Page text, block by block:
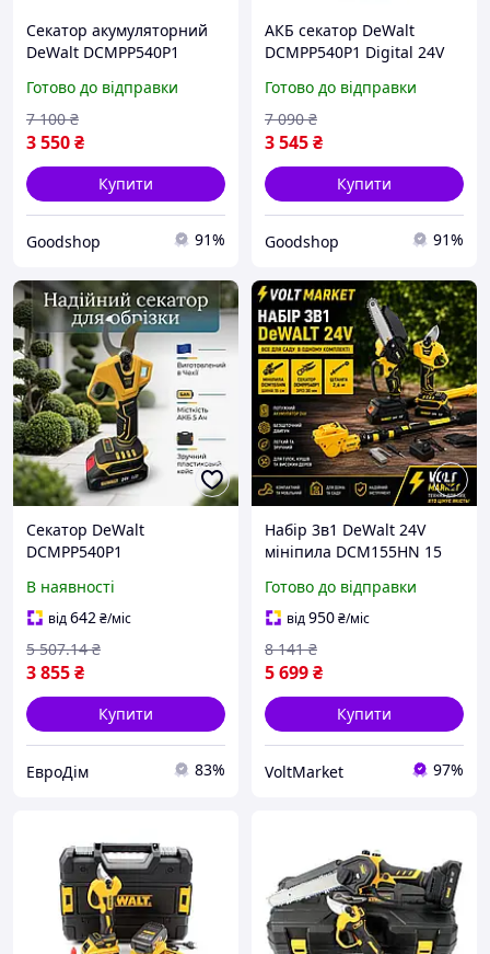
Секатор акумуляторний
DeWalt DCMPP540P1
цифровим дисплеєм для
саду та догляду за
рослинами
Готово до відправки
3 550₴
7 100 ₴
Купити
Goodshop 91%
АКБ секатор DeWalt
DCMPP540P1 Digital 24V
секатор з дисплеєм для
обрізки гілок і винограду
Готово до відправки
3 545₴
7 090 ₴
Купити
Goodshop 91%
Секатор DeWalt
DCMPP540P1
з двома батареями та
кейсом, для гілок, для
кущів, для саду і для дачі
В наявності
від642₴/міс
3 855₴
5 507.14 ₴
Купити
ЕвроДім 83%
Набір 3в1 DeWalt 24V
мініпила DCM155HN 15
секатор DCMPP540P1 +
штанга 2,6 м
Готово до відправки
від950₴/міс
5 699₴
8 141 ₴
Купити
VoltMarket 97%